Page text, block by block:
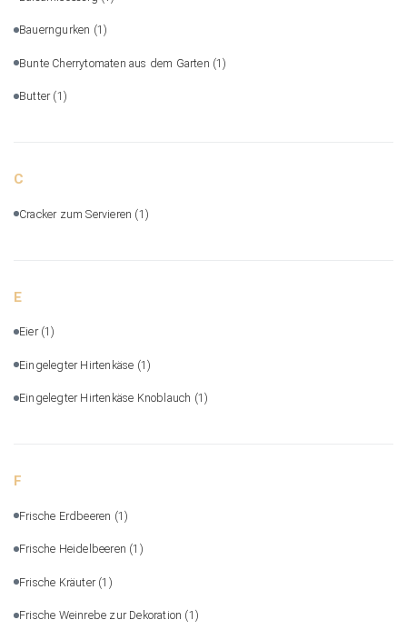
Bauerngurken (1)
Bunte Cherrytomaten aus dem Garten (1)
Butter (1)
C
Cracker zum Servieren (1)
E
Eier (1)
Eingelegter Hirtenkäse (1)
Eingelegter Hirtenkäse Knoblauch (1)
F
Frische Erdbeeren (1)
Frische Heidelbeeren (1)
Frische Kräuter (1)
Frische Weinrebe zur Dekoration (1)